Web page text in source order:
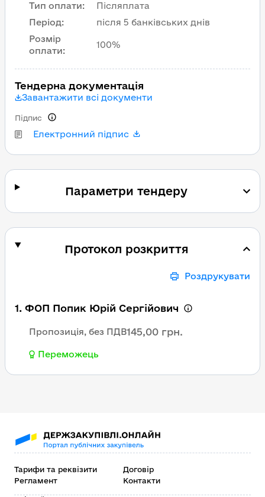
Тип оплати:
Післяплата
Період:
після 5 банківських днів
Розмір
оплати:
100%
Тендерна документація
Завантажити всі документи
Електронний підпис
Підпис
Параметри тендеру
Протокол розкриття
Роздрукувати
1. ФОП Попик Юрій Сергійович
Пропозиція, без ПДВ145,00 грн.
Переможець
Тарифи та реквізити
Договір
Регламент
Контакти